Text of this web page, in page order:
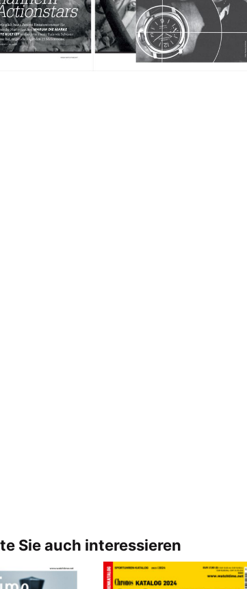
Sie auch interessieren